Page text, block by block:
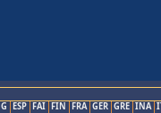
ESP FAI FIN FRA GER GRE INA